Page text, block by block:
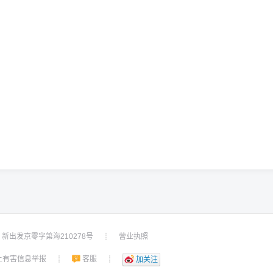
新出发京零字第海210278号 ┊ 营业执照
有害信息举报 ┊ 客服 ┊ 加关注